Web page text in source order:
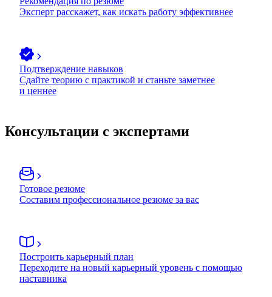
Эксперт расскажет, как искать работу эффективнее
Подтверждение навыков
Сдайте теорию с практикой и станьте заметнее
и ценнее
Консультации с экспертами
Готовое резюме
Составим профессиональное резюме за вас
Построить карьерный план
Переходите на новый карьерный уровень с помощью
наставника